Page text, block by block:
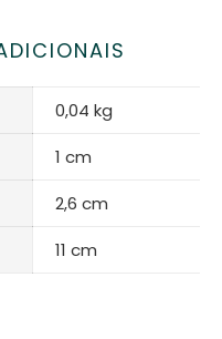
0,04 kg
1 cm
2,6 cm
11 cm